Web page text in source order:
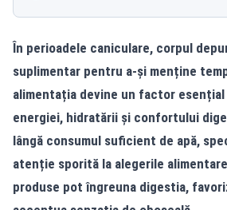
În perioadele caniculare, corpul
suplimentar pentru a-și menține
alimentația devine un factor
energiei, hidratării și confortului
lângă consumul suficient de apă,
atenție sporită la alegerile
produse pot îngreuna digestia,